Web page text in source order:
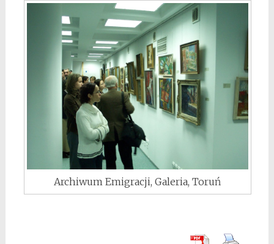
Archiwum Emigracji, Galeria, Toruń